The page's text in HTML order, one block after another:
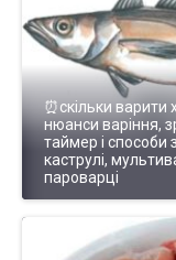
⏰скільки варити
нюанси варіння,
таймер і способи
каструлі,
пароварці